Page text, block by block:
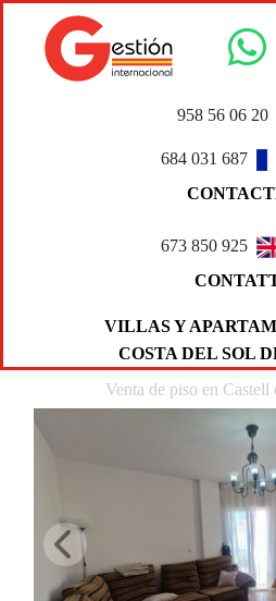
958 56 06 20
684 031 687
673 850 925
VILLAS Y
COSTA DEL SOL
Venta de piso en Castell